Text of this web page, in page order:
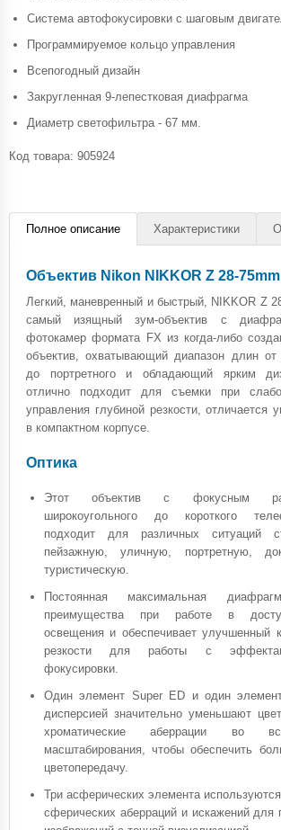
Система автофокусировки с шаговым
Программируемое кольцо управления
Всепогодный дизайн
Закругленная 9-лепестковая диафрагма
Диаметр светофильтра - 67 мм.
Код товара: 905924
Полное описание Характеристики
Объектив Nikon NIKKOR Z 28-
Легкий, маневренный и быстрый, NIKKOR Z
самый изящный зум-объектив с
фотокамер формата FX из когда-либо
объектив, охватывающий диапазон длин от
до портретного и обладающий ярким
отлично подходит для съемки при
управления глубиной резкости, отличается
в компактном корпусе.
Оптика
Этот объектив с фокусным
широкоугольного до короткого
подходит для различных ситуаций
пейзажную, уличную, портретную,
туристическую.
Постоянная максимальная
преимущества при работе в
освещения и обеспечивает улучшенный
резкости для работы с
фокусировки.
Один элемент Super ED и один
дисперсией значительно уменьшают
хроматические аберрации во
масштабирования, чтобы обеспечить
цветопередачу.
Три асферических элемента
сферических аберраций и искажений для